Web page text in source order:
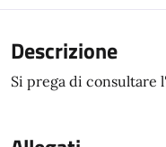
Descrizione
Si prega di consultare